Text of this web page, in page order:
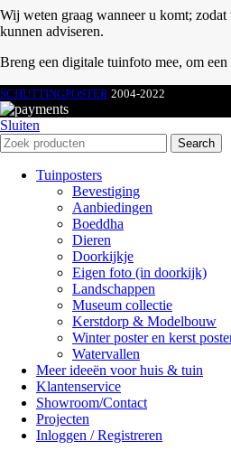
Wij weten graag wanneer u komt;
kunnen adviseren.
Breng een digitale tuinfoto mee, om
SCHUTTINGPOSTER 2004-2022
Sluiten
Search
Tuinposters
Bevestiging
Aanbiedingen
Boeddha
Dieren
Doorkijkje
Eigen foto (in doorkijk)
Landschappen
Museum collectie
Kerstdorp & Modelbouw
Winter poster en kerst
Watervallen
Meer ideeën voor huis & tuin
Klantenservice
Showroom/Contact
Projecten
Inloggen / Registreren